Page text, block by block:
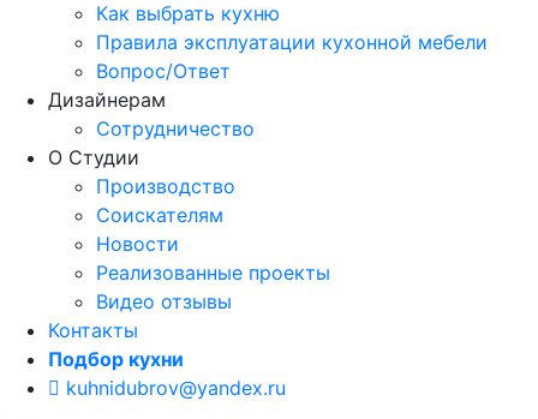
Как выбрать кухню
Правила эксплуатации кухонной мебели
Вопрос/Ответ
Дизайнерам
Сотрудничество
О Студии
Производство
Соискателям
Новости
Реализованные проекты
Видео отзывы
Контакты
Подбор кухни
kuhnidubrov@yandex.ru